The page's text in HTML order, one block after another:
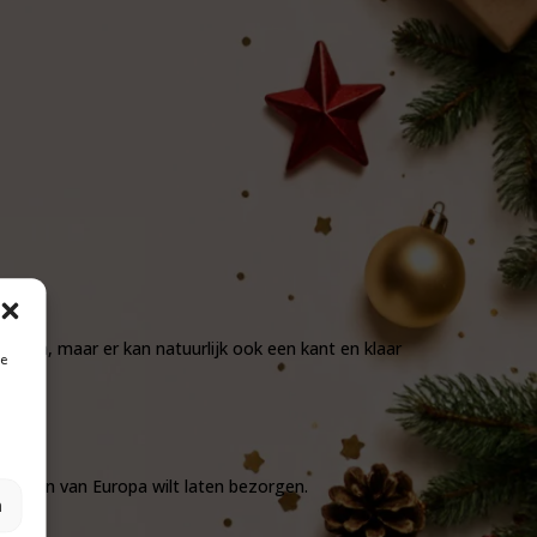
maar er kan natuurlijk ook een kant en klaar
van Europa wilt laten bezorgen.